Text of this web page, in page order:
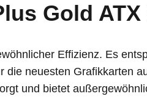
Gold
Effizienz. Es
neuesten Grafikkarten
und bietet